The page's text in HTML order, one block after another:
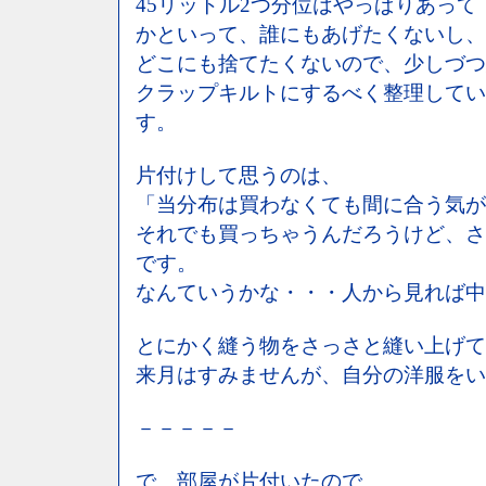
45リットル2つ分位はやっぱりあって
かといって、誰にもあげたくないし
どこにも捨てたくないので、少しづ
クラップキルトにするべく整理して
す。
片付けして思うのは、
「当分布は買わなくても間に合う気
それでも買っちゃうんだろうけど、
です。
なんていうかな・・・人から見れば
とにかく縫う物をさっさと縫い上げて
来月はすみませんが、自分の洋服を
－－－－－
で、部屋が片付いたので